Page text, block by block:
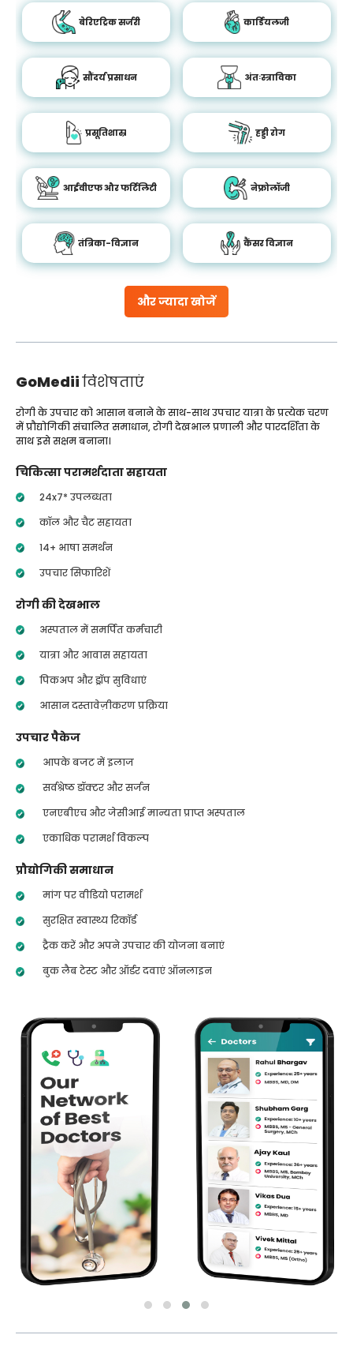
और ज्यादा खोजें
बेरिएट्रिक सर्जरी कार्डियलजी
सौंदर्य प्रसाधन अंतःस्त्राविका
प्रसूतिशास्र हड्डी रोग
आईवीएफ और फर्टिलिटी नेफ्रोलॉजी
तंत्रिका-विज्ञान कैंसर विज्ञान
GoMediiविशेषताएं
रोगी के उपचार को आसान बनाने के साथ-साथ उपचार यात्रा के प्रत्येक चरण
में प्रौद्योगिकी संचालित समाधान, रोगी देखभाल प्रणाली और पारदर्शिता के
साथ इसे सक्षम बनाना।
चिकित्सा परामर्शदाता सहायता
24x7* उपलब्धता
कॉल और चैट सहायता
14+ भाषा समर्थन
उपचार सिफारिशें
रोगी की देखभाल
अस्पताल में समर्पित कर्मचारी
यात्रा और आवास सहायता
पिकअप और ड्रॉप सुविधाएं
आसान दस्तावेज़ीकरण प्रक्रिया
उपचार पैकेज
आपके बजट में इलाज
सर्वश्रेष्ठ डॉक्टर और सर्जन
एनएबीएच और जेसीआई मान्यता प्राप्त अस्पताल
एकाधिक परामर्श विकल्प
प्रौद्योगिकी समाधान
मांग पर वीडियो परामर्श
सुरक्षित स्वास्थ्य रिकॉर्ड
ट्रैक करें और अपने उपचार की योजना बनाएं
बुक लैब टेस्ट और ऑर्डर दवाएं ऑनलाइन